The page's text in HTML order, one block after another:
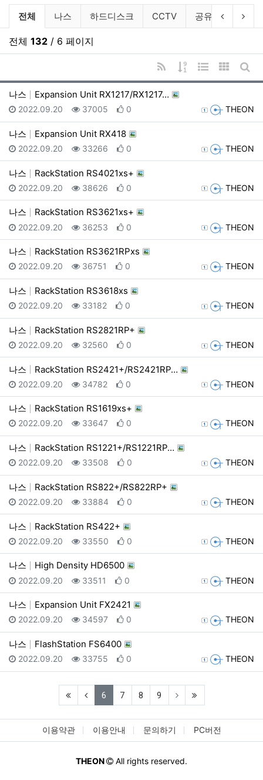
제품정보 분류 목록
전체 나스 하드디스크 CCTV 공유기 악세
이전 분류
다
전체 132 / 6 페이지
RSS
게시물 정렬
웹진 스타일
갤러리게
나스
Expansion Unit RX1217​/​RX1217…
등록자 THEON
등록일
2022.09.20 조회
37005 추천
0
나스 Expansion Unit RX418
등록자 THEON
등록일
2022.09.20 조회
33266 추천
0
나스 RackStation RS4021xs+
등록자 THEON
등록일
2022.09.20 조회
38626 추천
0
나스 RackStation RS3621xs+
등록자 THEON
등록일
2022.09.20 조회
36253 추천
0
나스 RackStation RS3621RPxs
등록자 THEON
등록일
2022.09.20 조회
36751 추천
0
나스 RackStation RS3618xs
등록자 THEON
등록일
2022.09.20 조회
33182 추천
0
나스 RackStation RS2821RP+
등록자 THEON
등록일
2022.09.20 조회
32560 추천
0
나스 RackStation RS2421+​/​RS2421RP…
등록자 THEON
등록일
2022.09.20 조회
34782 추천
0
나스 RackStation RS1619xs+
등록자 THEON
등록일
2022.09.20 조회
33647 추천
0
나스 RackStation RS1221+​/​RS1221RP…
등록자 THEON
등록일
2022.09.20 조회
33508 추천
0
나스 RackStation RS822+​/​RS822RP+
등록자 THEON
등록일
2022.09.20 조회
33884 추천
0
나스 RackStation RS422+
등록자 THEON
등록일
2022.09.20 조회
33550 추천
0
나스 High Density HD6500
등록자 THEON
등록일
2022.09.20 조회
33511 추천
0
나스 Expansion Unit FX2421
등록자 THEON
등록일
2022.09.20 조회
34597 추천
0
나스 FlashStation FS6400
등록자 THEON
등록일
2022.09.20 조회
33755 추천
0
(first)(previous)
6(current)
7 8 9
이용약관 이용안내 문의하기 PC버전
THEON All rights reserved.